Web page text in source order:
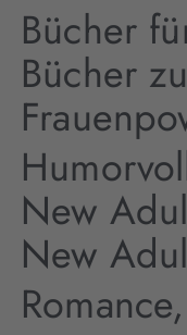
Bücher
Bücher
New
New
Romance,